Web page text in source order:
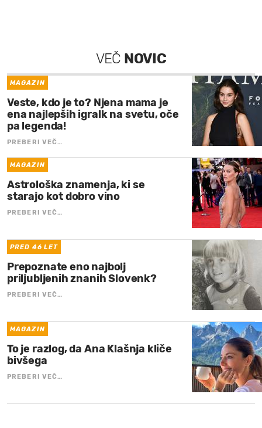
VEČ NOVIC
MAGAZIN
Veste, kdo je to? Njena mama je
ena najlepših igralk na svetu, oče
pa legenda!
PREBERI VEČ…
MAGAZIN
Astrološka znamenja, ki se
starajo kot dobro vino
PREBERI VEČ…
PRED 46 LET
Prepoznate eno najbolj
priljubljenih znanih Slovenk?
PREBERI VEČ…
MAGAZIN
To je razlog, da Ana Klašnja kliče
bivšega
PREBERI VEČ…